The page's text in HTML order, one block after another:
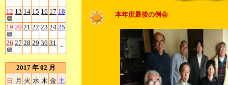
12 13 14 15 16 17 18
19 20 21 22 23 24 25
26 27 28 29 30 31 -
2017 年 02 月
日 月 火 水 木 金 土
本年度最後の例会